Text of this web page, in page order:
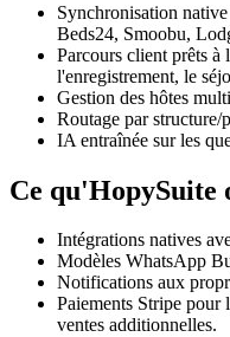
Synchronisation
Beds24, Smoobu,
Parcours client prêts
l'enregistrement, le
Gestion des hôtes
Routage par structure/
IA entraînée sur les
Ce qu'HopySuite
Intégrations natives
Modèles WhatsApp
Notifications aux
Paiements Stripe pour
ventes additionnelles.